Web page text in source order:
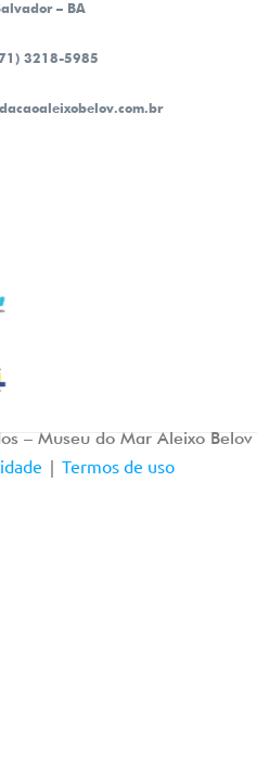
– BA
3218-5985
– Museu do Mar Aleixo Belov
Termos de uso